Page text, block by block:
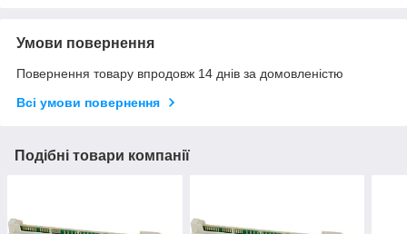
Умови повернення
Повернення товару впродовж 14 днів за домовленістю
Всі умови повернення
Подібні товари компанії